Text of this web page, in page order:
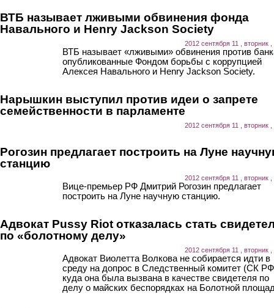
ВТБ называет лживыми обвинения фонда
Навального и Henry Jackson Society
2012 сентября 11 , вторник ,
ВТБ называет «лживыми» обвинения против
опубликованные Фондом борьбы с коррупцией
Алексея Навального и Henry Jackson Society.
Нарышкин выступил против идеи о запрете
семейственности в парламенте
2012 сентября 11 , вторник ,
Рогозин предлагает построить на Луне
станцию
2012 сентября 11 , вторник ,
Вице-премьер РФ Дмитрий Рогозин предлагает
построить на Луне научную станцию.
Адвокат Pussy Riot отказалась стать
по «болотному делу»
2012 сентября 11 , вторник ,
Адвокат Виолетта Волкова не собирается идти в
среду на допрос в Следственный комитет (СК
куда она была вызвана в качестве свидетеля по
делу о майских беспорядках на Болотной